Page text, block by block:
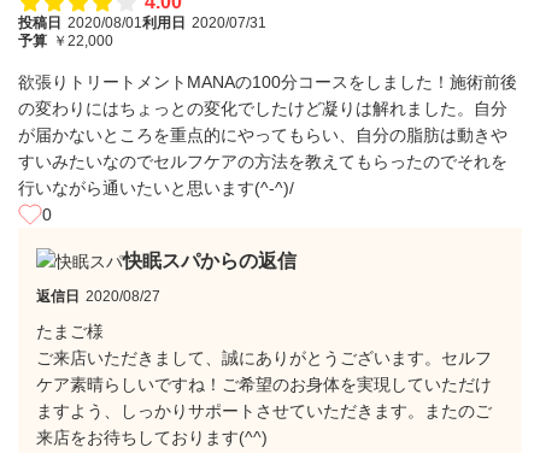
投稿日 2020/08/01利用日 2020/07/31
予算 ￥22,000
欲張りトリートメントMANAの100分コースをしました！施術前後
の変わりにはちょっとの変化でしたけど凝りは解れました。自分
が届かないところを重点的にやってもらい、自分の脂肪は動きや
すいみたいなのでセルフケアの方法を教えてもらったのでそれを
行いながら通いたいと思います(^-^)/
0
快眠スパからの返信
返信日 2020/08/27
たまご様
ご来店いただきまして、誠にありがとうございます。セルフ
ケア素晴らしいですね！ご希望のお身体を実現していただけ
ますよう、しっかりサポートさせていただきます。またのご
来店をお待ちしております(^^)